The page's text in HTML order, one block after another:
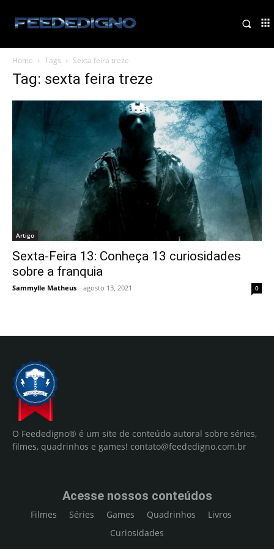
Home Tags Sexta feira treze
Tag: sexta feira treze
Artigo
Sexta-Feira 13: Conheça 13 curiosidades
sobre a franquia
Sammylle Matheus - agosto 13, 2021 0
O Feededigno® é um site de conteúdo autoral sobre séries,
filmes, quadrinhos e games! contato@feededigno.com.br
Acesse nossos conteúdos
Filmes Séries Games Quadrinhos
Livros
Curiosidades